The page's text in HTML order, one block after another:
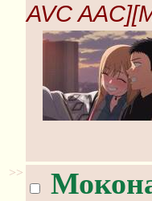
AVC
>>